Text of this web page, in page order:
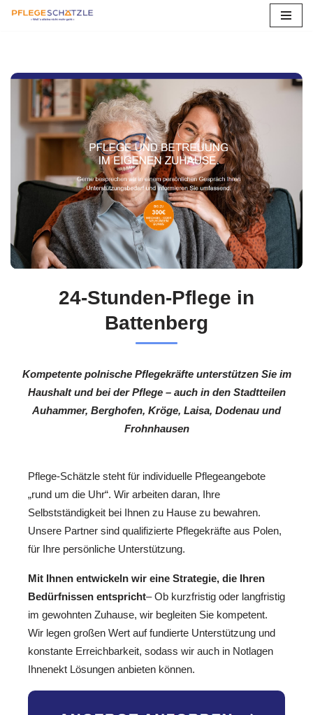
springen
24-Stunden-Pflege in
Battenberg
Kompetente polnische Pflegekräfte unterstützen Sie im
Haushalt und bei der Pflege – auch in den Stadtteilen
Auhammer, Berghofen, Kröge, Laisa, Dodenau und
Frohnhausen
Pflege-Schätzle steht für individuelle Pflegeangebote
„rund um die Uhr“. Wir arbeiten daran, Ihre
Selbstständigkeit bei Ihnen zu Hause zu bewahren.
Unsere Partner sind qualifizierte Pflegekräfte aus Polen,
für Ihre persönliche Unterstützung.
Mit Ihnen entwickeln wir eine Strategie, die Ihren
Bedürfnissen entspricht– Ob kurzfristig oder langfristig
im gewohnten Zuhause, wir begleiten Sie kompetent.
Wir legen großen Wert auf fundierte Unterstützung und
konstante Erreichbarkeit, sodass wir auch in Notlagen
Ihnenekt Lösungen anbieten können.